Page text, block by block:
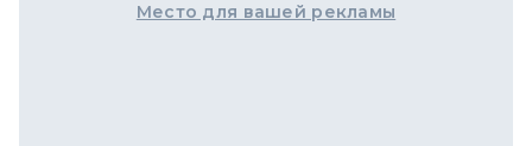
Место для вашей рекламы